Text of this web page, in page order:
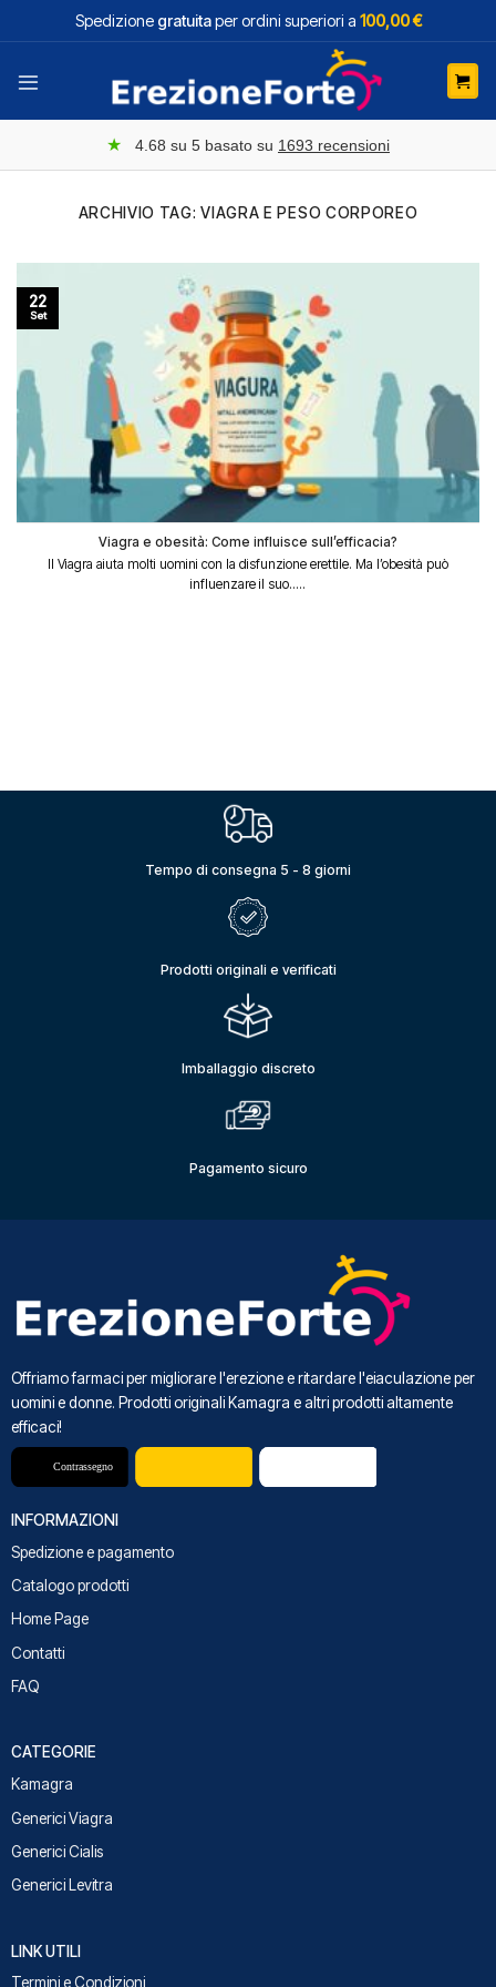
Spedizione gratuitaper ordini superiori a 100,00 €
★ 4.68 su 5 basato su 1693 recensioni
ARCHIVIO TAG:VIAGRA E PESO CORPOREO
Viagra e obesità: Come influisce sull’efficacia?
Il Viagra aiuta molti uomini con la disfunzione erettile. Ma l’obesità può
influenzare il suo.....
22
Set
Tempo di consegna 5 - 8 giorni
Prodotti originali e verificati
Imballaggio discreto
Pagamento sicuro
Offriamo farmaci per migliorare l'erezione e ritardare l'eiaculazione per
uomini e donne. Prodotti originali Kamagra e altri prodotti altamente
efficaci!
INFORMAZIONI
Spedizione e pagamento
Catalogo prodotti
Home Page
Contatti
FAQ
CATEGORIE
Kamagra
Generici Viagra
Generici Cialis
Generici Levitra
LINK UTILI
Termini e Condizioni